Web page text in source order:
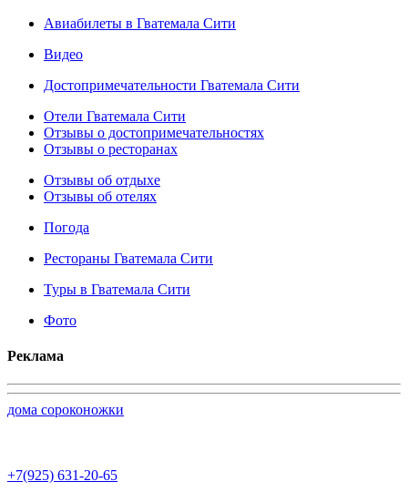
Авиабилеты в Гватемала Сити
Видео
Достопримечательности Гватемала Сити
Отели Гватемала Сити
Отзывы о достопримечательностях
Отзывы о ресторанах
Отзывы об отдыхе
Отзывы об отелях
Погода
Рестораны Гватемала Сити
Туры в Гватемала Сити
Фото
Реклама
дома сороконожки
+7(925) 631-20-65